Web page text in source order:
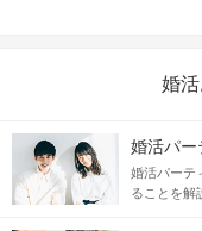
婚
婚活パー
婚活パーテ
ることを解